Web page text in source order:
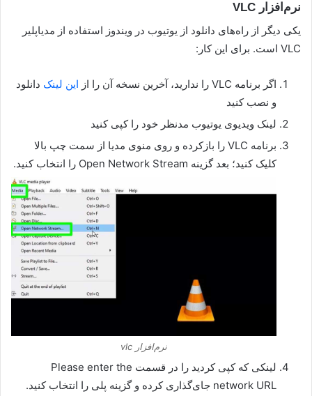
نرم‌افزار VLC
یکی دیگر از راه‌های دانلود از یوتیوب در ویندوز استفاده از مدیاپلیر
VLC است. برای این کار:
اگر برنامه VLC را ندارید، آخرین نسخه آن را از این لینک دانلود
و نصب کنید
لینک ویدیوی یوتیوب مدنظر خود را کپی کنید
برنامه VLC را بازکرده و روی منوی مدیا از سمت چپ بالا
کلیک کنید؛ بعد گزینه Open Network Stream را انتخاب کنید.
نرم‌افزار vlc
لینکی که کپی کردید را در قسمت Please enter the
network URL جای‌گذاری کرده و گزینه پلی را انتخاب کنید.